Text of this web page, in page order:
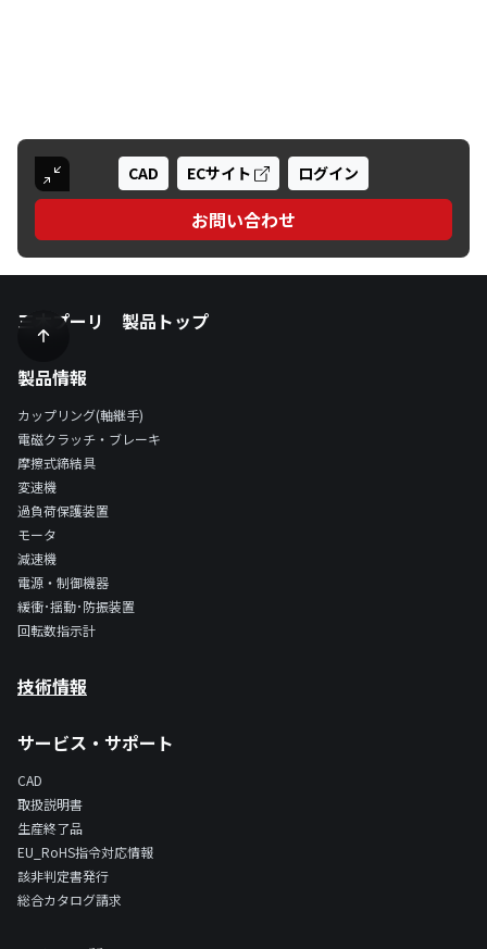
CAD ECサイト ログイン
お問い合わせ
三木プーリ 製品トップ
製品情報
カップリング(軸継手)
電磁クラッチ・ブレーキ
摩擦式締結具
変速機
過負荷保護装置
モータ
減速機
電源・制御機器
緩衝･揺動･防振装置
回転数指示計
技術情報
サービス・サポート
CAD
取扱説明書
生産終了品
EU_RoHS指令対応情報
該非判定書発行
総合カタログ請求